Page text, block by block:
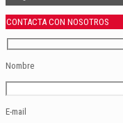
CONTACTA CON NOSOTROS
Nombre
E-mail